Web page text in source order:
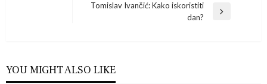
Tomislav Ivančić: Kako iskoristiti
dan?
YOU MIGHT ALSO LIKE